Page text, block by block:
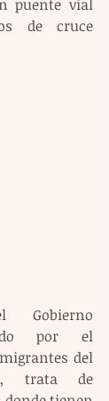
puente vial
de cruce
Gobierno
por el
del
trata de